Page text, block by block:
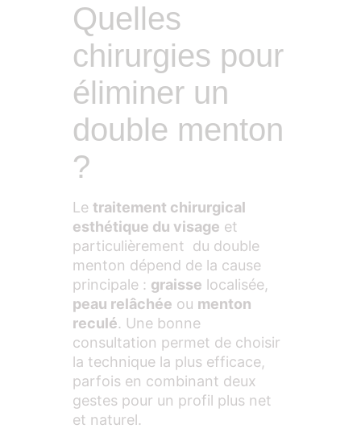
Quelles
chirurgies pour
éliminer un
double menton
?
Le traitement chirurgical
esthétique du visage et
particulièrement du double
menton dépend de la cause
principale : graisse localisée,
peau relâchée ou menton
reculé. Une bonne
consultation permet de choisir
la technique la plus efficace,
parfois en combinant deux
gestes pour un profil plus net
et naturel.